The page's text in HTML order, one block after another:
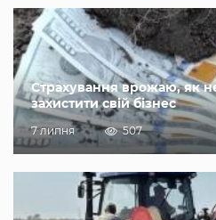
Страхування врожаю, як
захистити свій бізнес
7 липня 507